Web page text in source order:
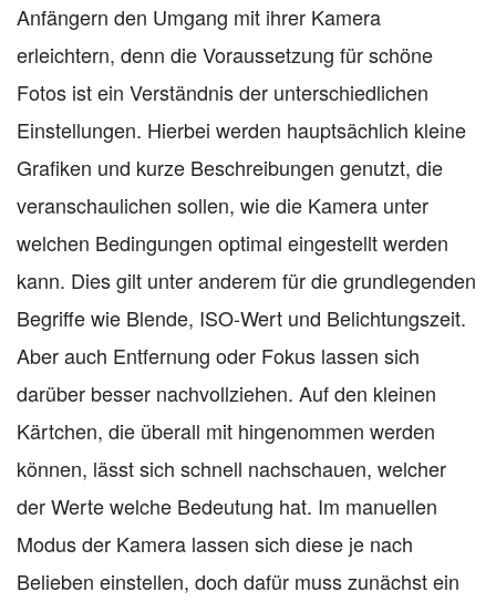
Anfängern den Umgang mit ihrer Kamera
erleichtern, denn die Voraussetzung für schöne
Fotos ist ein Verständnis der unterschiedlichen
Einstellungen. Hierbei werden hauptsächlich kleine
Grafiken und kurze Beschreibungen genutzt, die
veranschaulichen sollen, wie die Kamera unter
welchen Bedingungen optimal eingestellt werden
kann. Dies gilt unter anderem für die grundlegenden
Begriffe wie Blende, ISO-Wert und Belichtungszeit.
Aber auch Entfernung oder Fokus lassen sich
darüber besser nachvollziehen. Auf den kleinen
Kärtchen, die überall mit hingenommen werden
können, lässt sich schnell nachschauen, welcher
der Werte welche Bedeutung hat. Im manuellen
Modus der Kamera lassen sich diese je nach
Belieben einstellen, doch dafür muss zunächst ein